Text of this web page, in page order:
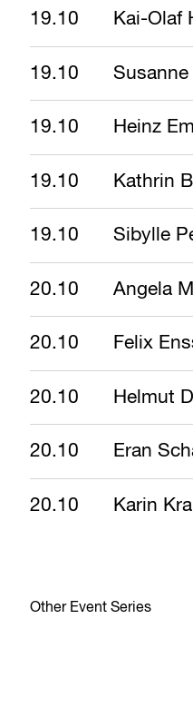
19.10 Kai-Olaf
19.10 Susanne
19.10 Heinz
19.10 Kathrin
19.10 Sibylle
20.10 Angela
20.10 Felix
20.10 Helmut
20.10 Eran
20.10 Karin
Other Event Series